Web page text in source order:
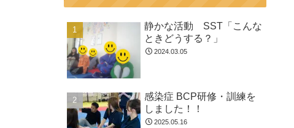
静かな活動 SST「こんな
ときどうする？」
2024.03.05
感染症 BCP研修・訓練を
しました！！
2025.05.16